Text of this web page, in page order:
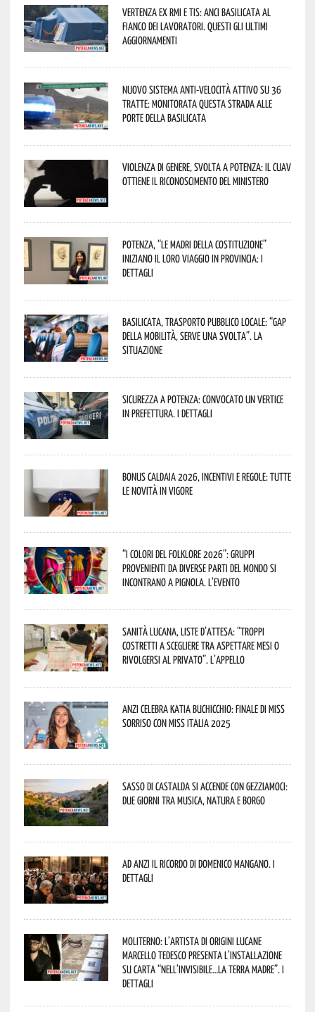
Vertenza ex RMI e TIS: ANCI Basilicata al
fianco dei lavoratori. Questi gli ultimi
aggiornamenti
Nuovo sistema anti-velocità attivo su 36
tratte: monitorata questa strada alle
porte della Basilicata
Violenza di genere, svolta a Potenza: il CUAV
ottiene il riconoscimento del Ministero
Potenza, “Le Madri della Costituzione”
iniziano il loro viaggio in provincia: i
dettagli
Basilicata, trasporto pubblico locale: “Gap
della mobilità, serve una svolta”. La
situazione
Sicurezza a Potenza: convocato un vertice
in Prefettura. I dettagli
Bonus caldaia 2026, incentivi e regole: tutte
le novità in vigore
“I Colori del Folklore 2026”: gruppi
provenienti da diverse parti del mondo si
incontrano a Pignola. L’evento
Sanità lucana, liste d’attesa: “Troppi
costretti a scegliere tra aspettare mesi o
rivolgersi al privato”. L’appello
Anzi celebra Katia Buchicchio: finale di Miss
Sorriso con Miss Italia 2025
Sasso di Castalda si accende con Gezziamoci:
due giorni tra musica, natura e borgo
Ad Anzi il ricordo di Domenico Mangano. I
dettagli
Moliterno: l’artista di origini lucane
Marcello Tedesco presenta l’installazione
su carta “Nell’invisibile…la terra madre”. I
dettagli